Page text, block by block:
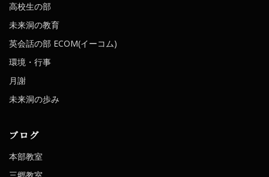
高校生の部
未来洞の教育
英会話の部 ECOM(イーコム)
環境・行事
月謝
未来洞の歩み
ブログ
本部教室